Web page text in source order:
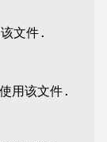
文件.
用该文件.